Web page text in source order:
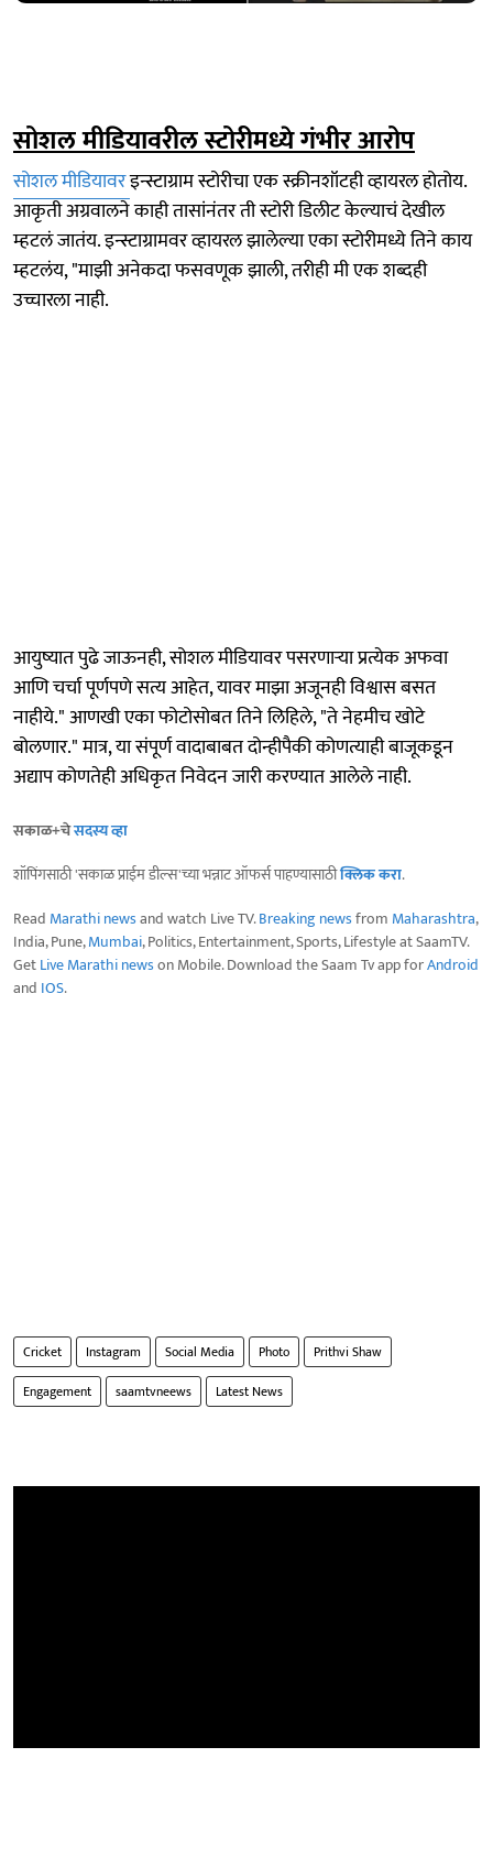
सोशल मीडियावरील स्टोरीमध्ये गंभीर आरोप
सोशल मीडियावरइन्स्टाग्राम स्टोरीचा एक स्क्रीनशॉटही व्हायरल होतोय.
आकृती अग्रवालने काही तासांनंतर ती स्टोरी डिलीट केल्याचं देखील
म्हटलं जातंय. इन्स्टाग्रामवर व्हायरल झालेल्या एका स्टोरीमध्ये तिने काय
म्हटलंय, "माझी अनेकदा फसवणूक झाली, तरीही मी एक शब्दही
उच्चारला नाही.
आयुष्यात पुढे जाऊनही, सोशल मीडियावर पसरणाऱ्या प्रत्येक अफवा
आणि चर्चा पूर्णपणे सत्य आहेत, यावर माझा अजूनही विश्वास बसत
नाहीये." आणखी एका फोटोसोबत तिने लिहिले, "ते नेहमीच खोटे
बोलणार." मात्र, या संपूर्ण वादाबाबत दोन्हीपैकी कोणत्याही बाजूकडून
अद्याप कोणतेही अधिकृत निवेदन जारी करण्यात आलेले नाही.
सकाळ+चेसदस्य व्हा
शॉपिंगसाठी 'सकाळ प्राईम डील्स'च्या भन्नाट ऑफर्स पाहण्यासाठीक्लिक करा.
Read Marathi newsand watch Live TV.Breaking newsfrom Maharashtra,
India, Pune,Mumbai, Politics, Entertainment, Sports, Lifestyle at SaamTV.
GetLive Marathi newson Mobile. Download the Saam Tv app forAndroid
and IOS.
Cricket Instagram Social Media Photo
Prithvi Shaw
Engagement
saamtvneews Latest News